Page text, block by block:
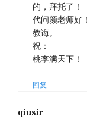
的，拜托了！
代问颜老师好
教诲。
祝：
桃李满天下！
回复
qiusir